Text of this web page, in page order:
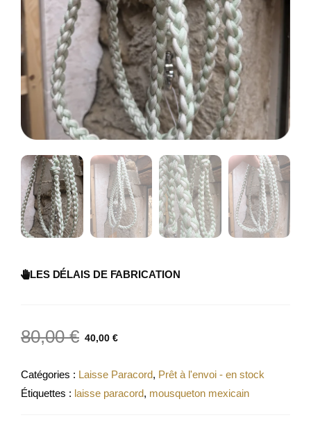
LES DÉLAIS DE FABRICATION
80,00€ 40,00 €
Catégories : Laisse Paracord, Prêt à l'envoi - en stock
Étiquettes : laisse paracord, mousqueton mexicain